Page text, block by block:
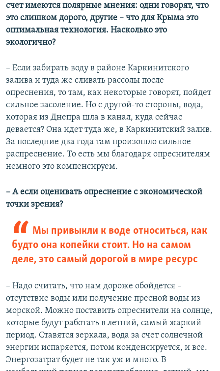
счет имеются полярные мнения: одни говорят, что
это слишком дорого, другие – что для Крыма это
оптимальная технология. Насколько это
экологично?
– Если забирать воду в районе Каркинитского
залива и туда же сливать рассолы после
опреснения, то там, как некоторые говорят, пойдет
сильное засоление. Но с другой-то стороны, вода,
которая из Днепра шла в канал, куда сейчас
девается? Она идет туда же, в Каркинитский залив.
За последние два года там произошло сильное
распреснение. То есть мы благодаря опреснителям
немного это компенсируем.
– А если оценивать опреснение с экономической
точки зрения?
Мы привыкли к воде относиться, как
будто она копейки стоит. Но на самом
деле, это самый дорогой в мире ресурс
– Надо считать, что нам дороже обойдется –
отсутствие воды или получение пресной воды из
морской. Можно поставить опреснители на солнце,
которые будут работать в летний, самый жаркий
период. Ставятся зеркала, вода за счет солнечной
энергии испаряется, потом конденсируется, и все.
Энергозатрат будет не так уж и много. В